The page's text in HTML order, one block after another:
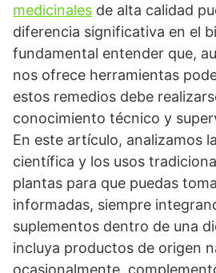
medicinales de alta calidad
diferencia significativa en el
fundamental entender que,
nos ofrece herramientas
estos remedios debe
conocimiento técnico y
En este artículo, analizamos
científica y los usos
plantas para que puedas
informadas, siempre
suplementos dentro de una
incluya productos de origen
ocasionalmente,